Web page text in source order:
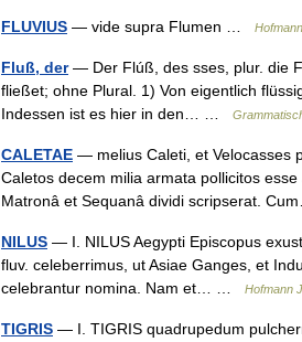
FLUVIUS — vide supra Flumen …
Fluß, der— Der Flúß, des sses, plur. die
fließet; ohne Plural. 1) Von eigentlich
Indessen ist es hier in den… …
CALETAE — melius Caleti, et Velocasses
Caletos decem milia armata pollicitos
Matronâ et Sequanâ dividi scripserat.
NILUS — I. NILUS Aegypti Episcopus
fluv. celeberrimus, ut Asiae Ganges, et
celebrantur nomina. Nam et… …
Hofmann
TIGRIS — I. TIGRIS quadrupedum